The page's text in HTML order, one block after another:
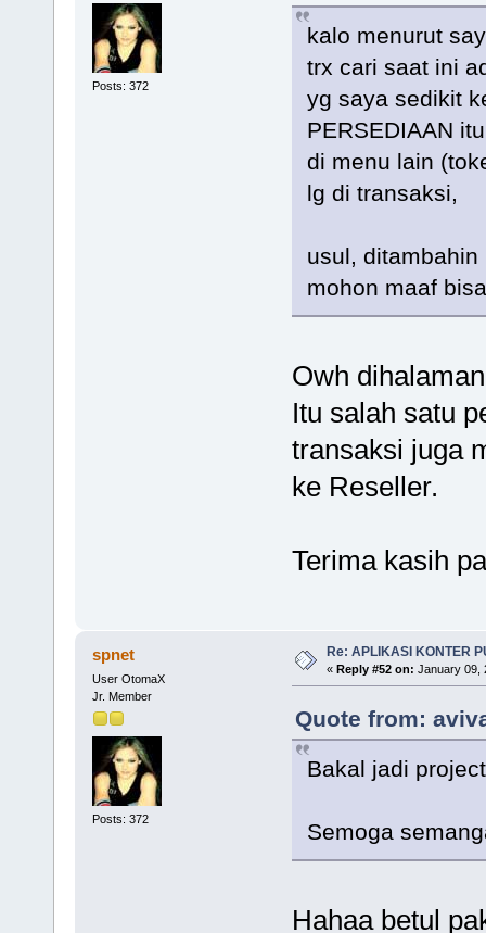
Posts: 372
kalo menurut
trx cari saat ini
yg saya sedikit
PERSEDIAAN
di menu lain
lg di transaksi,
usul,
mohon maaf
Owh
Itu salah satu
transaksi juga
ke Reseller.
Terima kasih
spnet
User OtomaX
Jr. Member
Posts: 372
Re: APLIKASI KONTER
« Reply #52 on: January 09,
Quote from:
Bakal jadi
Semoga
Hahaa betul